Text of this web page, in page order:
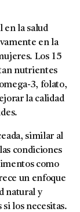
en la salud
en la
Los 15
nutrientes
3, folato,
la calidad
similar al
condiciones
como
un enfoque
natural y
los necesitas.